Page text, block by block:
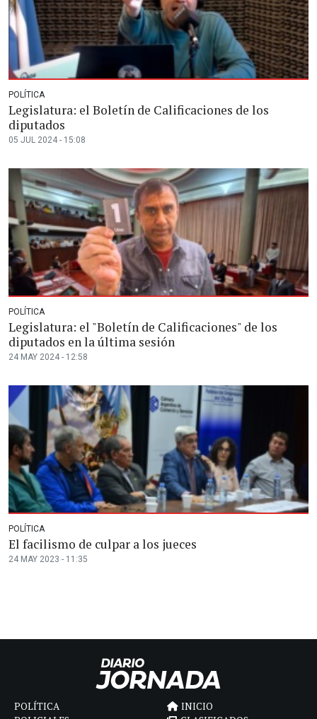
POLÍTICA
Legislatura: el Boletín de Calificaciones de los
diputados
05 JUL 2024 - 15:08
POLÍTICA
Legislatura: el "Boletín de Calificaciones" de los
diputados en la última sesión
24 MAY 2024 - 12:58
POLÍTICA
El facilismo de culpar a los jueces
24 MAY 2023 - 11:35
POLÍTICA
INICIO